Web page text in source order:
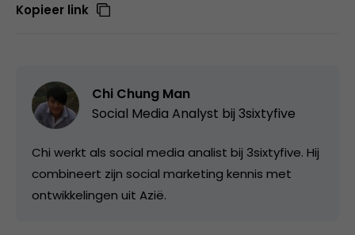
Kopieer link
Chi Chung Man
Social Media Analyst bij 3sixtyfive
Chi werkt als social media analist bij 3sixtyfive. Hij
combineert zijn social marketing kennis met
ontwikkelingen uit Azië.